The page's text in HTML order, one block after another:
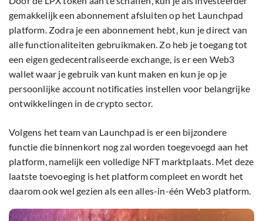
gemakkelijk een abonnement afsluiten op het Launchpad
platform. Zodra je een abonnement hebt, kun je direct van
alle functionaliteiten gebruikmaken. Zo heb je toegang tot
een eigen gedecentraliseerde exchange, is er een Web3
wallet waar je gebruik van kunt maken en kun je op je
persoonlijke account notificaties instellen voor belangrijke
ontwikkelingen in de crypto sector.
Volgens het team van Launchpad is er een bijzondere
functie die binnenkort nog zal worden toegevoegd aan het
platform, namelijk een volledige NFT marktplaats. Met deze
laatste toevoeging is het platform compleet en wordt het
daarom ook wel gezien als een alles-in-één Web3 platform.